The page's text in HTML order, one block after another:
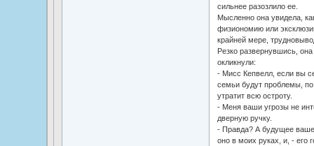
сильнее разозлило ее.
Мысленно она увидела,
физиономию или
крайней мере,
Резко развернувшись,
окликнули:
- Мисс Кепвелл, если вы
семьи будут проблемы,
утратит всю остроту.
- Меня ваши угрозы не
дверную ручку.
- Правда? А будущее
оно в моих руках, и, - его